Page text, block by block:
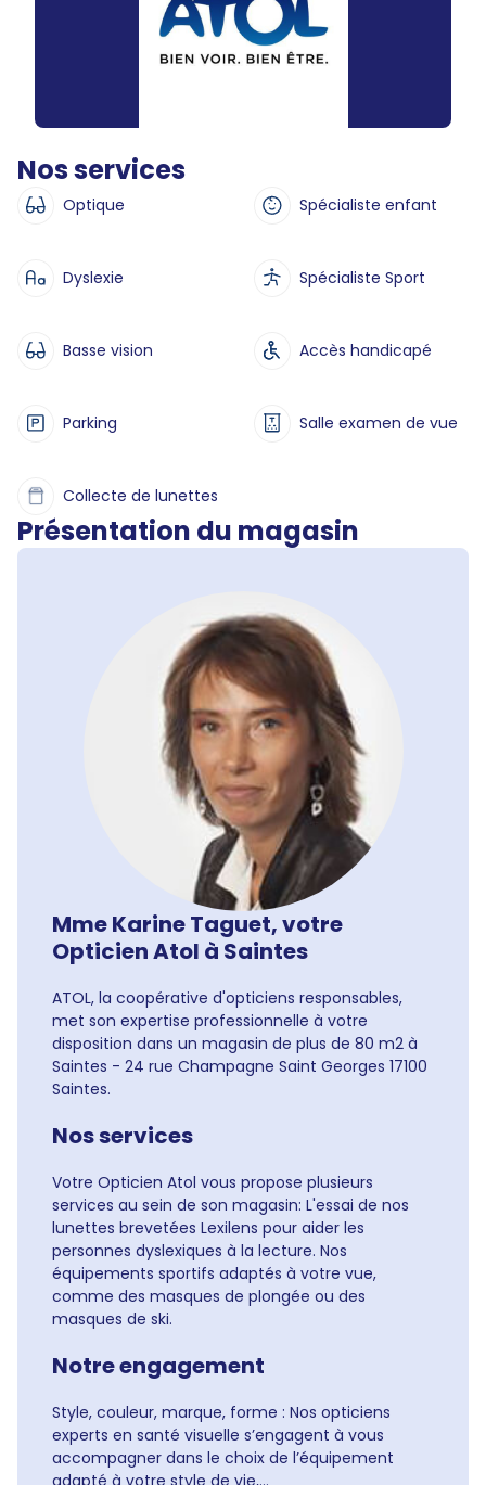
Nos services
Optique Spécialiste enfant
Dyslexie Spécialiste Sport
Basse vision Accès handicapé
Parking Salle examen de vue
Collecte de lunettes
Présentation du magasin
Mme Karine Taguet, votre
Opticien Atol à Saintes
ATOL, la coopérative d'opticiens responsables,
met son expertise professionnelle à votre
disposition dans un magasin de plus de 80 m2 à
Saintes - 24 rue Champagne Saint Georges 17100
Saintes.
Nos services
Votre Opticien Atol vous propose plusieurs
services au sein de son magasin: L'essai de nos
lunettes brevetées Lexilens pour aider les
personnes dyslexiques à la lecture. Nos
équipements sportifs adaptés à votre vue,
comme des masques de plongée ou des
masques de ski.
Notre engagement
Style, couleur, marque, forme : Nos opticiens
experts en santé visuelle s’engagent à vous
accompagner dans le choix de l’équipement
adapté à votre style de vie,...